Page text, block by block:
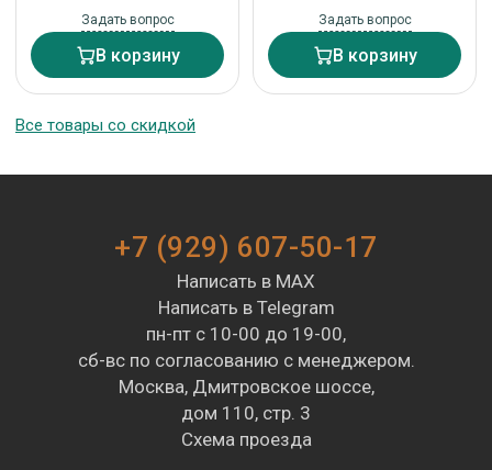
Задать вопрос
В корзину
Задать вопрос
В корзину
Все товары со скидкой
+7 (929) 607-50-17
Написать в MAX
Написать в Telegram
пн-пт с 10-00 до 19-00,
сб-вс по согласованию с менеджером.
Москва, Дмитровское шоссе,
дом 110, стр. 3
Схема проезда